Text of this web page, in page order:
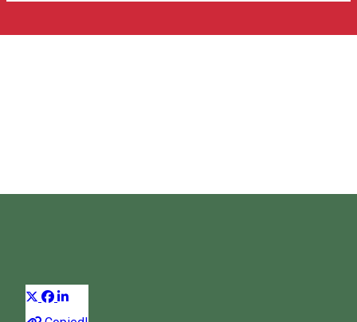
Aventură cu caiacul